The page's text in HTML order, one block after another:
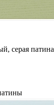
серая патина